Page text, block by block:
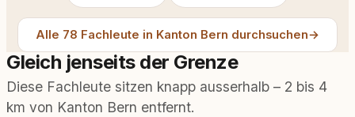
Alle 78 Fachleute in Kanton Bern durchsuchen→
Gleich jenseits der Grenze
Diese Fachleute sitzen knapp ausserhalb – 2 bis 4
km von Kanton Bern entfernt.